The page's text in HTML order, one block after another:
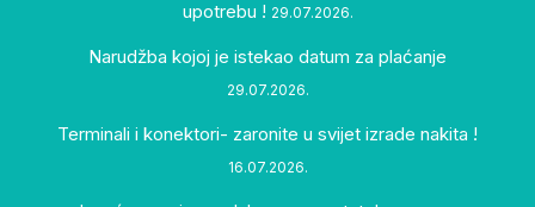
upotrebu ! 29.07.2026.
Narudžba kojoj je istekao datum za plaćanje
29.07.2026.
Terminali i konektori- zaronite u svijet izrade nakita !
16.07.2026.